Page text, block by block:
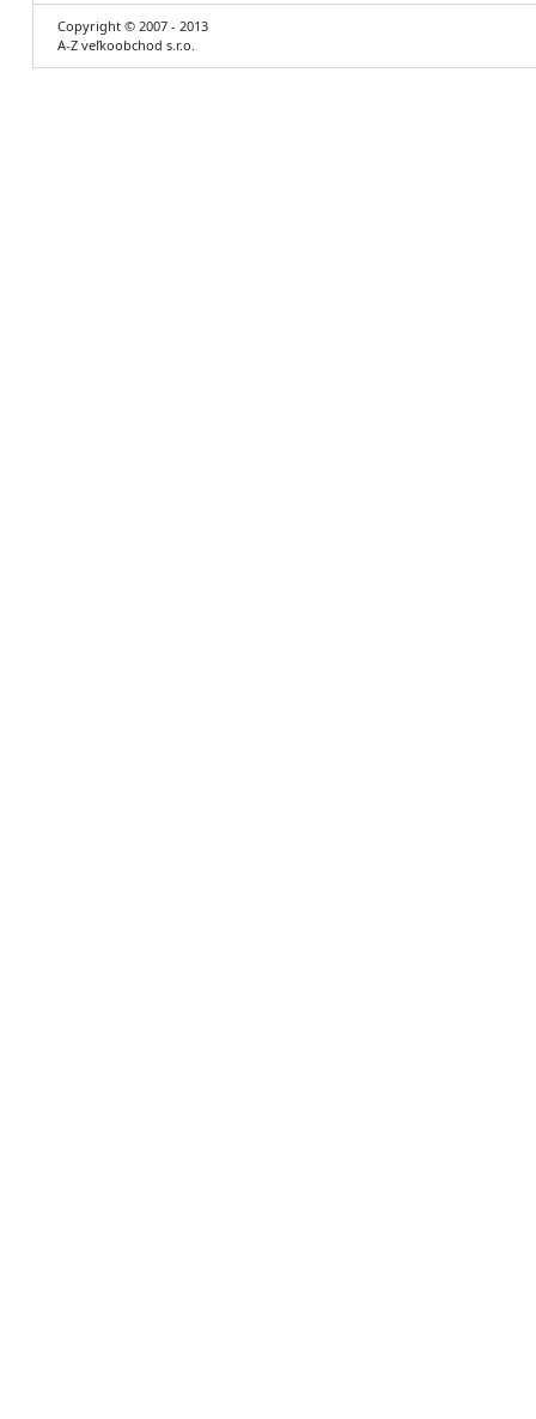
Copyright © 2007 - 2013
A-Z veľkoobchod s.r.o.